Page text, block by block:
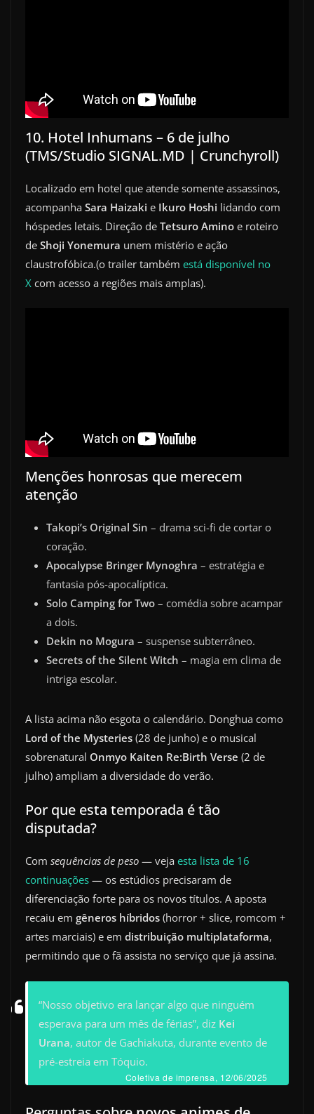
10. Hotel Inhumans – 6 de julho
(TMS/Studio SIGNAL.MD | Crunchyroll)
Localizado em hotel que atende somente assassinos,
acompanha Sara Haizaki e Ikuro Hoshi lidando com
hóspedes letais. Direção de Tetsuro Amino e roteiro
de Shoji Yonemura unem mistério e ação
claustrofóbica.(o trailer também está disponível no
X com acesso a regiões mais amplas).
Menções honrosas que merecem
atenção
Takopi’s Original Sin – drama sci-fi de cortar o
coração.
Apocalypse Bringer Mynoghra – estratégia e
fantasia pós-apocalíptica.
Solo Camping for Two – comédia sobre acampar
a dois.
Dekin no Mogura – suspense subterrâneo.
Secrets of the Silent Witch – magia em clima de
intriga escolar.
A lista acima não esgota o calendário. Donghua como
Lord of the Mysteries (28 de junho) e o musical
sobrenatural Onmyo Kaiten Re:Birth Verse (2 de
julho) ampliam a diversidade do verão.
Por que esta temporada é tão
disputada?
Com sequências de peso — veja esta lista de 16
continuações — os estúdios precisaram de
diferenciação forte para os novos títulos. A aposta
recaiu em gêneros híbridos (horror + slice, romcom +
artes marciais) e em distribuição multiplataforma,
permitindo que o fã assista no serviço que já assina.
“Nosso objetivo era lançar algo que ninguém
esperava para um mês de férias”, diz Kei
Urana, autor de Gachiakuta, durante evento de
pré-estreia em Tóquio.
Coletiva de imprensa, 12/06/2025